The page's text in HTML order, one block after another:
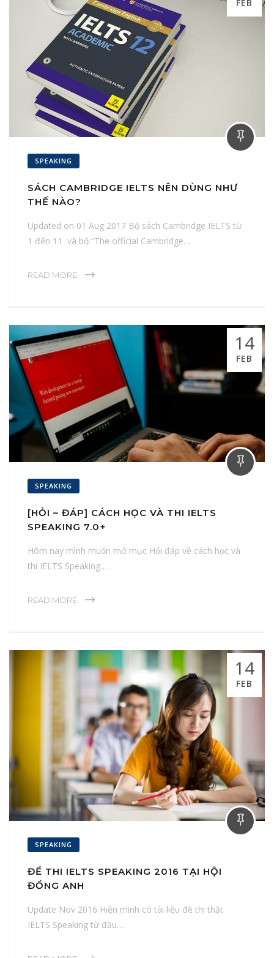
FEB
SPEAKING
SÁCH CAMBRIDGE IELTS NÊN DÙNG NHƯ
THẾ NÀO?
Updated on 01 Aug 2017 Bộ sách Cambridge IELTS từ
1 đến 11 và bộ “The official Cambridge…
READ MORE
14
FEB
SPEAKING
[HỎI – ĐÁP] CÁCH HỌC VÀ THI IELTS
SPEAKING 7.0+
Hôm nay mình muốn mở mục Hỏi đáp về cách học và
thi IELTS Speaking…
READ MORE
14
FEB
SPEAKING
ĐỀ THI IELTS SPEAKING 2016 TẠI HỘI
ĐỒNG ANH
Update Nov 2016 Hiện mình có tài liệu đề thi thật
IELTS Speaking từ đầu…